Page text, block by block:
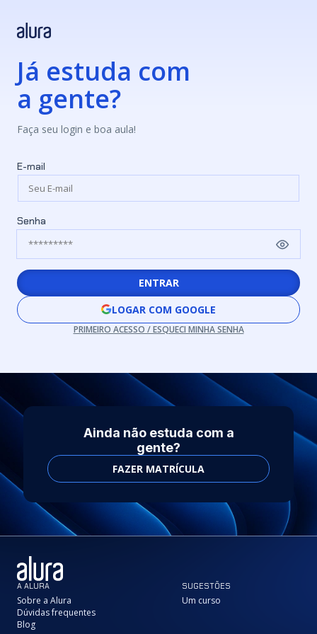
Já estuda com
a gente?
Faça seu login e boa aula!
E-mail
Senha
ENTRAR
LOGAR COM GOOGLE
PRIMEIRO ACESSO / ESQUECI MINHA SENHA
Ainda não estuda com a
gente?
FAZER MATRÍCULA
A ALURA
Sobre a Alura
Dúvidas frequentes
Blog
SUGESTÕES
Um curso